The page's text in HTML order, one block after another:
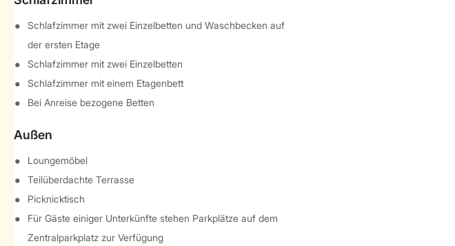
Schlafzimmer mit zwei Einzelbetten und Waschbecken auf
der ersten Etage
Schlafzimmer mit zwei Einzelbetten
Schlafzimmer mit einem Etagenbett
Bei Anreise bezogene Betten
Außen
Loungemöbel
Teilüberdachte Terrasse
Picknicktisch
Für Gäste einiger Unterkünfte stehen Parkplätze auf dem
Zentralparkplatz zur Verfügung